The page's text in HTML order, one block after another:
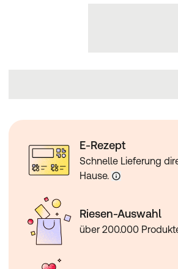
E-Rezept
Schnelle Lieferung
Hause.
Riesen-Auswahl
über 200.000